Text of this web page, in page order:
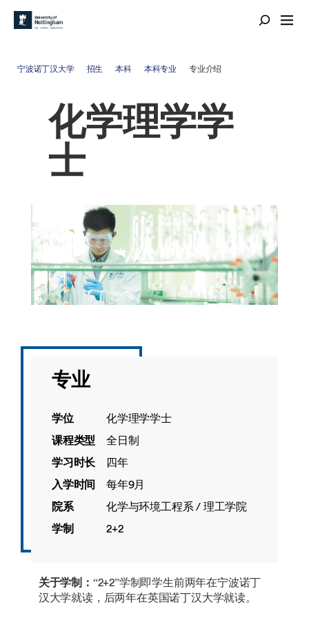
宁波诺丁汉大学 招生 本科 本科专业 专业介绍
化学理学学
士
专业
学位
化学理学学士
课程类型
全日制
学习时长
四年
入学时间
每年9月
院系
化学与环境工程系 / 理工学院
学制
2+2
关于学制： “2+2”学制即学生前两年在宁波诺丁
汉大学就读，后两年在英国诺丁汉大学就读。